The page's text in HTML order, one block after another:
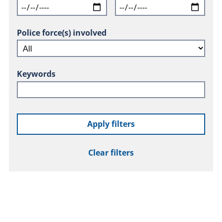
Police force(s) involved
Keywords
Apply filters
Clear filters